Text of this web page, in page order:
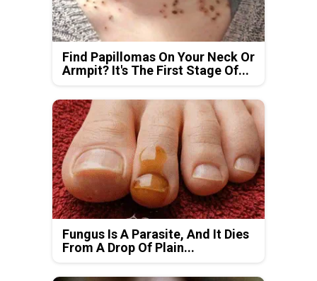
Find Papillomas On Your Neck Or
Armpit? It's The First Stage Of...
Fungus Is A Parasite, And It Dies
From A Drop Of Plain...